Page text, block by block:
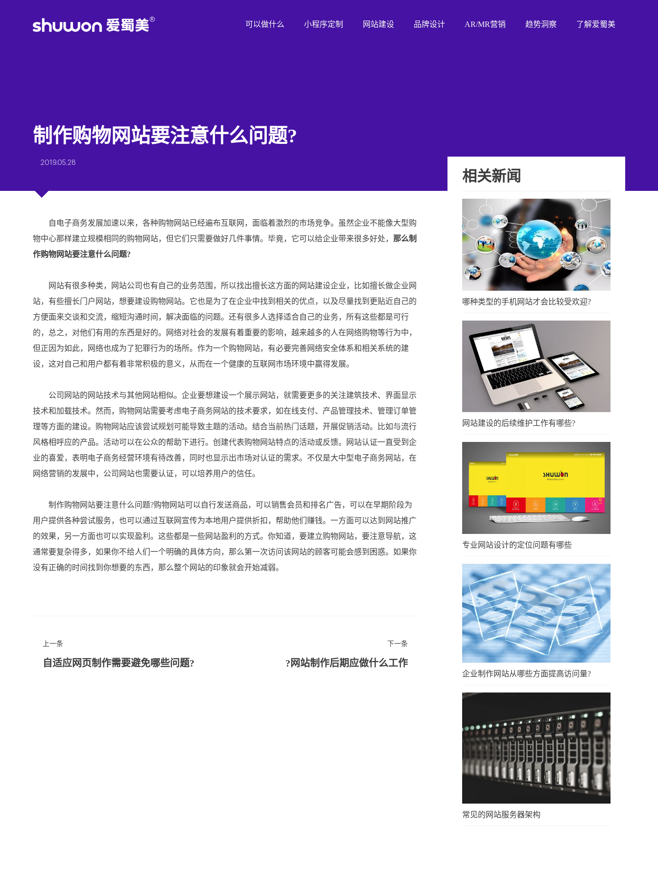
可以做什么 小程序定制 网站建设 品牌设计 AR/MR营销 趋势洞察 了解爱蜀美
制作购物网站要注意什么问题?
2019.05.28
自电子商务发展加速以来，各种购物网站已经遍布互联网，面临着激烈的市场竞争。虽然企业不能像大型购
物中心那样建立规模相同的购物网站，但它们只需要做好几件事情。毕竟，它可以给企业带来很多好处， 那么制
作购物网站要注意什么问题?
网站有很多种类，网站公司也有自己的业务范围，所以找出擅长这方面的网站建设企业，比如擅长做企业网
站，有些擅长门户网站，想要建设购物网站。它也是为了在企业中找到相关的优点，以及尽量找到更贴近自己的
方便面来交谈和交流，缩短沟通时间，解决面临的问题。还有很多人选择适合自己的业务，所有这些都是可行
的，总之，对他们有用的东西是好的。网络对社会的发展有着重要的影响，越来越多的人在网络购物等行为中，
但正因为如此，网络也成为了犯罪行为的场所。作为一个购物网站，有必要完善网络安全体系和相关系统的建
设，这对自己和用户都有着非常积极的意义，从而在一个健康的互联网市场环境中赢得发展。
公司网站的网站技术与其他网站相似。企业要想建设一个展示网站，就需要更多的关注建筑技术、界面显示
技术和加载技术。然而，购物网站需要考虑电子商务网站的技术要求，如在线支付、产品管理技术、管理订单管
理等方面的建设。购物网站应该尝试规划可能导致主题的活动。结合当前热门话题，开展促销活动。比如与流行
风格相呼应的产品。活动可以在公众的帮助下进行。创建代表购物网站特点的活动或反馈。网站认证一直受到企
业的喜爱，表明电子商务经营环境有待改善，同时也显示出市场对认证的需求。不仅是大中型电子商务网站，在
网络营销的发展中，公司网站也需要认证，可以培养用户的信任。
制作购物网站要注意什么问题?购物网站可以自行发送商品，可以销售会员和排名广告，可以在早期阶段为
用户提供各种尝试服务，也可以通过互联网宣传为本地用户提供折扣，帮助他们赚钱。一方面可以达到网站推广
的效果，另一方面也可以实现盈利。这些都是一些网站盈利的方式。你知道，要建立购物网站，要注意导航，这
通常要复杂得多，如果你不给人们一个明确的具体方向，那么第一次访问该网站的顾客可能会感到困惑。如果你
没有正确的时间找到你想要的东西，那么整个网站的印象就会开始减弱。
上一条
自适应网页制作需要避免哪些问题?
下一条
网站制作后期应做什么工作?
相关新闻
哪种类型的手机网站才会比较受欢迎?
网站建设的后续维护工作有哪些?
专业网站设计的定位问题有哪些
企业制作网站从哪些方面提高访问量?
常见的网站服务器架构